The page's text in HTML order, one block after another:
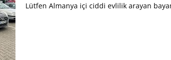
Lütfen Almanya içi ciddi evlilik arayan